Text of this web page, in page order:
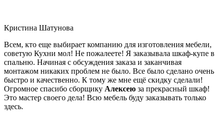
Кристина Шатунова
Всем, кто еще выбирает компанию для изготовления мебели,
советую Кухни мол! Не пожалеете! Я заказывала шкаф-купе в
спальню. Начиная с обсуждения заказа и заканчивая
монтажом никаких проблем не было. Все было сделано очень
быстро и качественно. К тому же мне ещё скидку сделали!
Огромное спасибо сборщику Алексею за прекрасный шкаф!
Это мастер своего дела! Всю мебель буду заказывать только
здесь.